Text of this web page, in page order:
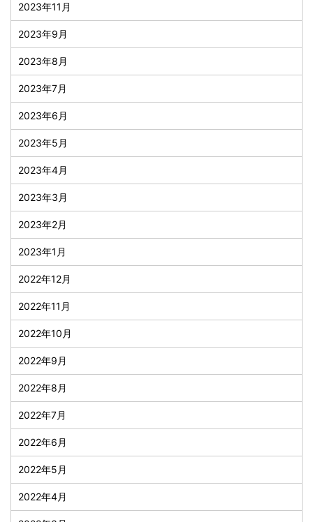
2023年11月
2023年9月
2023年8月
2023年7月
2023年6月
2023年5月
2023年4月
2023年3月
2023年2月
2023年1月
2022年12月
2022年11月
2022年10月
2022年9月
2022年8月
2022年7月
2022年6月
2022年5月
2022年4月